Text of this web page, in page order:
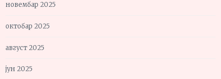
новембар 2025
октобар 2025
август 2025
јун 2025